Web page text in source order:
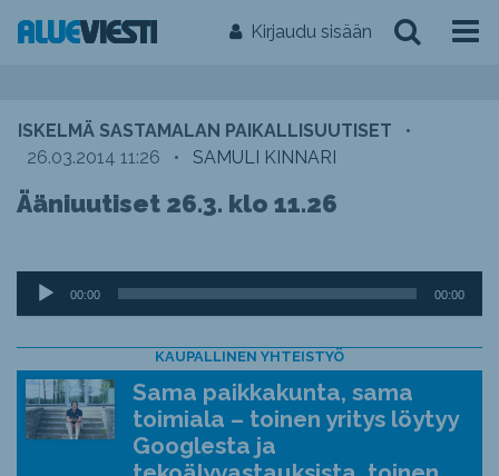
Kirjaudu sisään
ISKELMÄ SASTAMALAN PAIKALLISUUTISET
•
26.03.2014 11:26
• SAMULI KINNARI
Ääniuutiset 26.3. klo 11.26
Äänitoistin
00:00 00:00
KAUPALLINEN YHTEISTYÖ
Sama paikkakunta, sama
toimiala – toinen yritys löytyy
Googlesta ja